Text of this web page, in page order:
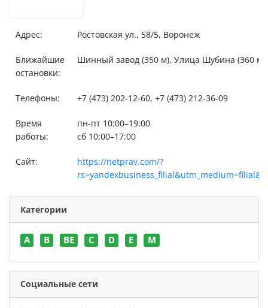
Адрес: Ростовская ул., 58/5, Воронеж
Ближайшие
остановки:
Шинный завод (350 м), Улица Шубина (360
Телефоны: +7 (473) 202-12-60, +7 (473) 212-36-09
Время
работы:
пн-пт 10:00–19:00
сб 10:00–17:00
Сайт:
https://netprav.com/?
Категории
A B BE C D E M
Социальные сети